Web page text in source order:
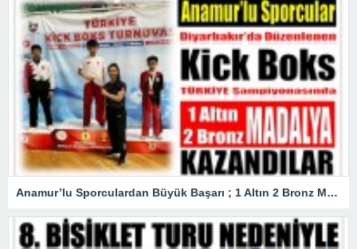
Anamur’lu Sporculardan Büyük Başarı ; 1 Altın 2 Bronz Madalya Kazandılar